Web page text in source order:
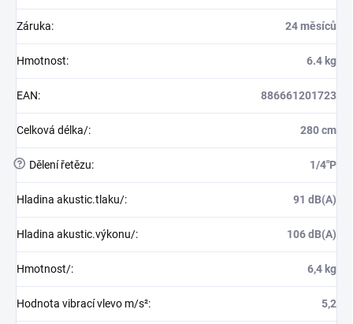
Záruka: 24 měsíců
Hmotnost: 6.4 kg
EAN: 886661201723
Celková délka/: 280 cm
? Dělení řetězu: 1/4"P
Hladina akustic.tlaku/: 91 dB(A)
Hladina akustic.výkonu/: 106 dB(A)
Hmotnost/: 6,4 kg
Hodnota vibrací vlevo m/s²: 5,2